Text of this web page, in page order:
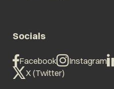
Socials
Facebook Instagram
X (Twitter)